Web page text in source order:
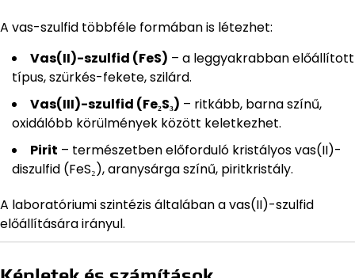
A vas-szulfid többféle formában is létezhet:
Vas(II)-szulfid (FeS) – a leggyakrabban előállított
típus, szürkés-fekete, szilárd.
Vas(III)-szulfid (Fe₂S₃) – ritkább, barna színű,
oxidálóbb körülmények között keletkezhet.
Pirit – természetben előforduló kristályos vas(II)-
diszulfid (FeS₂), aranysárga színű, piritkristály.
A laboratóriumi szintézis általában a vas(II)-szulfid
előállítására irányul.